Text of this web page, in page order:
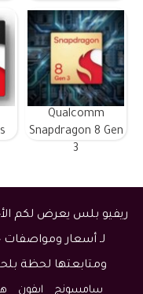
Qualcomm
Snapdragon 8 Gen
3
ريفيو بلس يعرض لكم
لـ أسعار ومواصفات
ومتابعتها لحظة
سامسونج ايفون